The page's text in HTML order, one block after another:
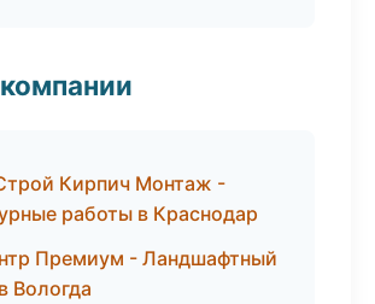
Кирпич Монтаж -
работы в Краснодар
Премиум - Ландшафтный
Вологда